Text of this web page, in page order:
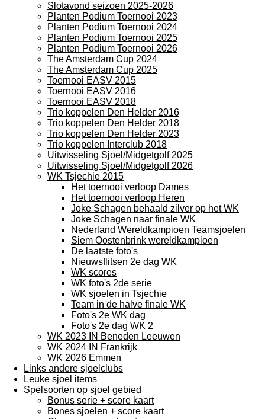
Slotavond seizoen 2025-2026
Planten Podium Toernooi 2023
Planten Podium Toernooi 2024
Planten Podium Toernooi 2025
Planten Podium Toernooi 2026
The Amsterdam Cup 2024
The Amsterdam Cup 2025
Toernooi EASV 2015
Toernooi EASV 2016
Toernooi EASV 2018
Trio koppelen Den Helder 2016
Trio koppelen Den Helder 2018
Trio koppelen Den Helder 2023
Trio koppelen Interclub 2018
Uitwisseling Sjoel/Midgetgolf 2025
Uitwisseling Sjoel/Midgetgolf 2026
WK Tsjechie 2015
Het toernooi verloop Dames
Het toernooi verloop Heren
Joke Schagen behaald zilver op het WK
Joke Schagen naar finale WK
Nederland Wereldkampioen Teamsjoelen
Siem Oostenbrink wereldkampioen
De laatste foto's
Nieuwsflitsen 2e dag WK
WK scores
WK foto's 2de serie
WK sjoelen in Tsjechie
Team in de halve finale WK
Foto's 2e WK dag
Foto's 2e dag WK 2
WK 2023 IN Beneden Leeuwen
WK 2024 IN Frankrijk
WK 2026 Emmen
Links andere sjoelclubs
Leuke sjoel items
Spelsoorten op sjoel gebied
Bonus serie + score kaart
Bones sjoelen + score kaart